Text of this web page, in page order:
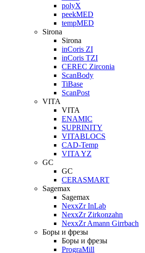
polyX
peekMED
tempMED
Sirona
Sirona
inCoris ZI
inCoris TZI
CEREC Zirconia
ScanBody
TiBase
ScanPost
VITA
VITA
ENAMIC
SUPRINITY
VITABLOCS
CAD-Temp
VITA YZ
GC
GC
CERASMART
Sagemax
Sagemax
NexxZr InLab
NexxZr Zirkonzahn
NexxZr Amann Girrbach
Боры и фрезы
Боры и фрезы
PrograMill